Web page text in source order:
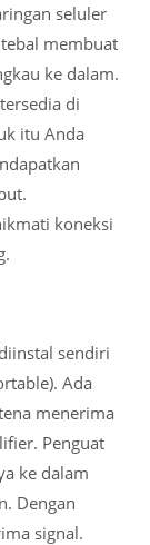
seluler
membuat
ke dalam.
di
itu Anda
koneksi
sendiri
Ada
menerima
Penguat
ke dalam
Dengan
signal.